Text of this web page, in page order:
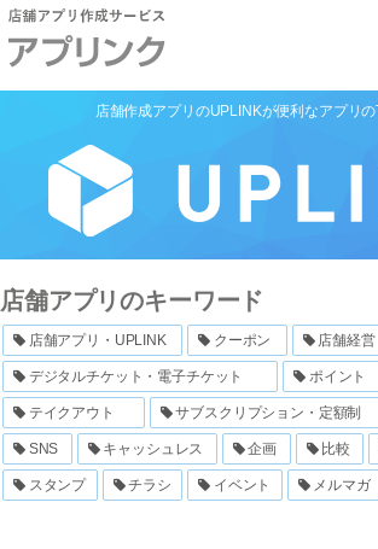
店舗作成アプリのUPLINKが便利なアプリの
店舗アプリのキーワード
店舗アプリ・UPLINK クーポン 店舗経営
デジタルチケット・電子チケット ポイント
テイクアウト サブスクリプション・定額制
SNS キャッシュレス 企画 比較
スタンプ チラシ イベント メルマガ